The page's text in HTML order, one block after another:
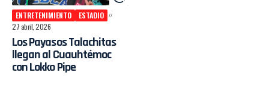
ENTRETENIMIENTO
ESTADIO
27 abril, 2026
Los Payasos Talachitas
llegan al Cuauhtémoc
con Lokko Pipe